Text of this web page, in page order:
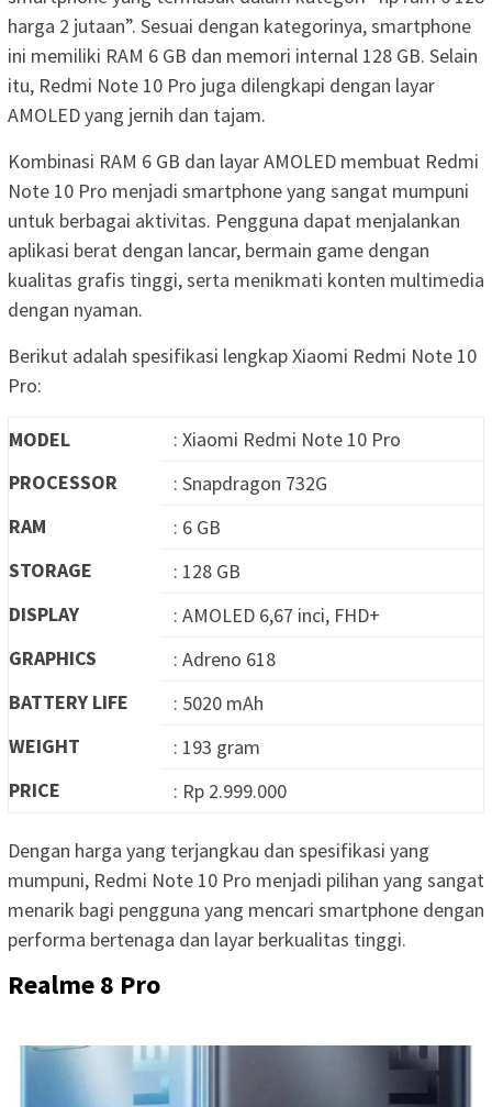
harga 2 jutaan”. Sesuai dengan kategorinya, smartphone
ini memiliki RAM 6 GB dan memori internal 128 GB. Selain
itu, Redmi Note 10 Pro juga dilengkapi dengan layar
AMOLED yang jernih dan tajam.
Kombinasi RAM 6 GB dan layar AMOLED membuat Redmi
Note 10 Pro menjadi smartphone yang sangat mumpuni
untuk berbagai aktivitas. Pengguna dapat menjalankan
aplikasi berat dengan lancar, bermain game dengan
kualitas grafis tinggi, serta menikmati konten multimedia
dengan nyaman.
Berikut adalah spesifikasi lengkap Xiaomi Redmi Note 10
Pro:
MODEL
: Xiaomi Redmi Note 10 Pro
PROCESSOR
: Snapdragon 732G
RAM
: 6 GB
STORAGE
: 128 GB
DISPLAY
: AMOLED 6,67 inci, FHD+
GRAPHICS
: Adreno 618
BATTERY LIFE
: 5020 mAh
WEIGHT
: 193 gram
PRICE
: Rp 2.999.000
Dengan harga yang terjangkau dan spesifikasi yang
mumpuni, Redmi Note 10 Pro menjadi pilihan yang sangat
menarik bagi pengguna yang mencari smartphone dengan
performa bertenaga dan layar berkualitas tinggi.
Realme 8 Pro